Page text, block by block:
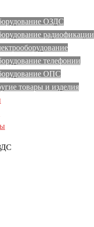
ОЗДС
радиофикации
телефонии
ОПС
товары и изделия